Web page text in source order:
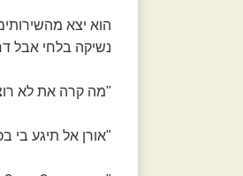
הוא יצא
נשיקה בלחי אבל
"מה קרה את לא
"אורן אל תיגע בי